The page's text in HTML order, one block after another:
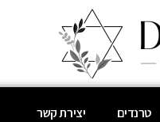
טרנדים יצירת קשר